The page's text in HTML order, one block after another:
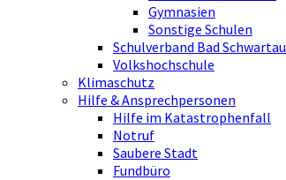
Gymnasien
Sonstige Schulen
Schulverband Bad Schwartau
Volkshochschule
Klimaschutz
Hilfe & Ansprechpersonen
Hilfe im Katastrophenfall
Notruf
Saubere Stadt
Fundbüro